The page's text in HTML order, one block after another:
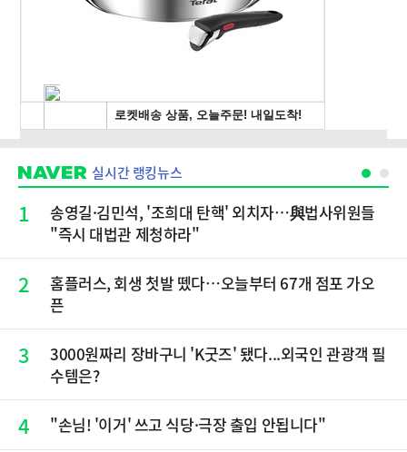
실시간 랭킹뉴스
1
송영길·김민석, '조희대 탄핵' 외치자…與법사위원들
"즉시 대법관 제청하라"
2
홈플러스, 회생 첫발 뗐다…오늘부터 67개 점포 가오
픈
3
3000원짜리 장바구니 'K굿즈' 됐다...외국인 관광객 필
수템은?
4 "손님! '이거' 쓰고 식당·극장 출입 안됩니다"